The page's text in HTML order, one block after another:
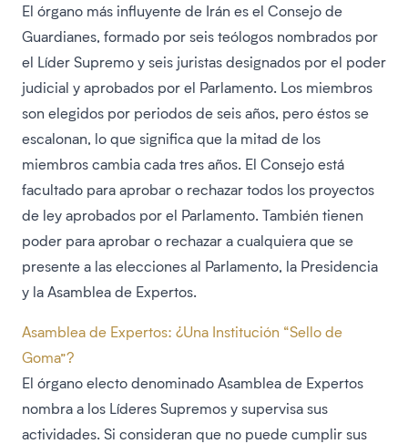
El órgano más influyente de Irán es el Consejo de
Guardianes, formado por seis teólogos nombrados por
el Líder Supremo y seis juristas designados por el poder
judicial y aprobados por el Parlamento. Los miembros
son elegidos por periodos de seis años, pero éstos se
escalonan, lo que significa que la mitad de los
miembros cambia cada tres años. El Consejo está
facultado para aprobar o rechazar todos los proyectos
de ley aprobados por el Parlamento. También tienen
poder para aprobar o rechazar a cualquiera que se
presente a las elecciones al Parlamento, la Presidencia
y la Asamblea de Expertos.
Asamblea de Expertos: ¿Una Institución “Sello de
Goma”?
El órgano electo denominado Asamblea de Expertos
nombra a los Líderes Supremos y supervisa sus
actividades. Si consideran que no puede cumplir sus